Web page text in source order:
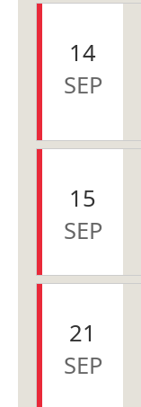
14
SEP
15
SEP
21
SEP